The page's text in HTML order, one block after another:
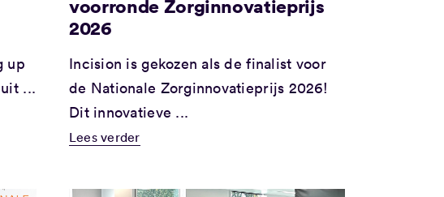
up
...
voorronde Zorginnovatieprijs
2026
Incision is gekozen als de finalist voor
de Nationale Zorginnovatieprijs 2026!
Dit innovatieve ...
Lees verder